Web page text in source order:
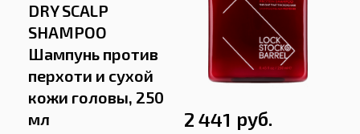
DRY SCALP
SHAMPOO
Шампунь против
перхоти и сухой
кожи головы, 250
мл
2 441 руб.